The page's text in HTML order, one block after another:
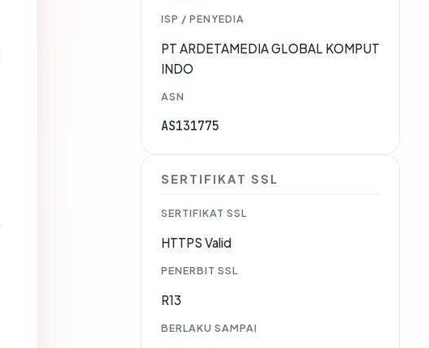
ISP / PENYEDIA
PT ARDETAMEDIA GLOBAL KOMPUT
INDO
ASN
AS131775
SERTIFIKAT SSL
SERTIFIKAT SSL
HTTPS Valid
PENERBIT SSL
R13
BERLAKU SAMPAI